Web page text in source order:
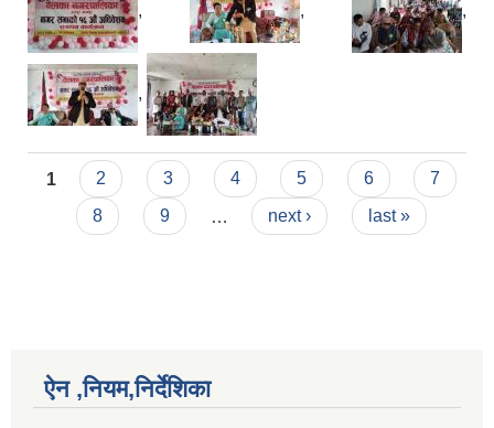
, , ,
,
Pages
1 2 3 4 5 6
7
8
9 next › last »
ऐन ,नियम,निर्देशिका